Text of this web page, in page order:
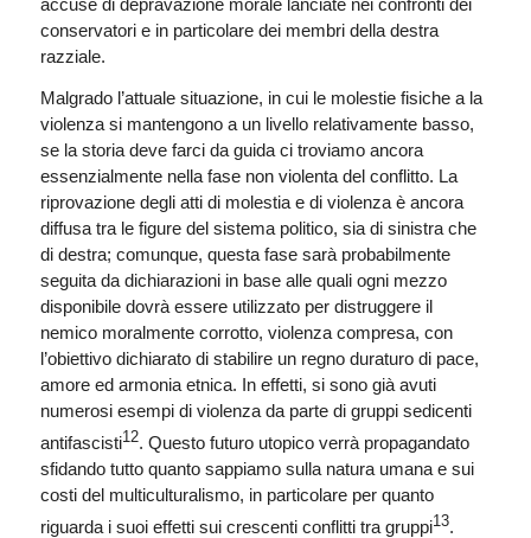
accuse di depravazione morale lanciate nei confronti dei
conservatori e in particolare dei membri della destra
razziale.
Malgrado l’attuale situazione, in cui le molestie fisiche a la
violenza si mantengono a un livello relativamente basso,
se la storia deve farci da guida ci troviamo ancora
essenzialmente nella fase non violenta del conflitto. La
riprovazione degli atti di molestia e di violenza è ancora
diffusa tra le figure del sistema politico, sia di sinistra che
di destra; comunque, questa fase sarà probabilmente
seguita da dichiarazioni in base alle quali ogni mezzo
disponibile dovrà essere utilizzato per distruggere il
nemico moralmente corrotto, violenza compresa, con
l’obiettivo dichiarato di stabilire un regno duraturo di pace,
amore ed armonia etnica. In effetti, si sono già avuti
numerosi esempi di violenza da parte di gruppi sedicenti
antifascisti12. Questo futuro utopico verrà propagandato
sfidando tutto quanto sappiamo sulla natura umana e sui
costi del multiculturalismo, in particolare per quanto
riguarda i suoi effetti sui crescenti conflitti tra gruppi13.